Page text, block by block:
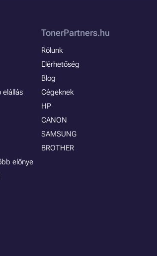
elállás
előnye
TonerPartners.hu
Rólunk
Elérhetőség
Blog
Cégeknek
HP
CANON
SAMSUNG
BROTHER